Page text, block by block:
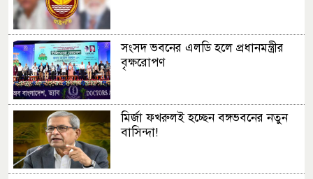
সংসদ ভবনের এলডি হলে প্রধানমন্ত্রীর
বৃক্ষরোপণ
মির্জা ফখরুলই হচ্ছেন বঙ্গভবনের নতুন
বাসিন্দা!